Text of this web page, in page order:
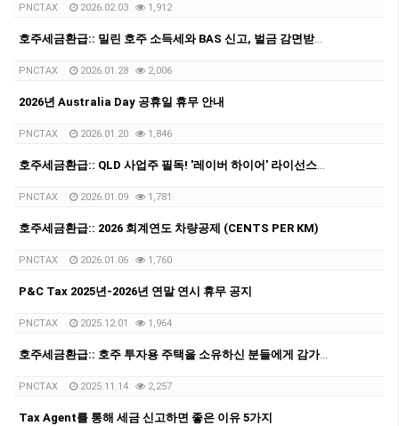
PNCTAX 2026.02.03 1,912
호주세금환급:: 밀린 호주 소득세와 BAS 신고, 벌금 감면받고 비자 문제 해결하는 법 총정리
PNCTAX 2026.01.28 2,006
2026년 Australia Day 공휴일 휴무 안내
PNCTAX 2026.01.20 1,846
호주세금환급:: QLD 사업주 필독! '레이버 하이어' 라이선스에 대해서
PNCTAX 2026.01.09 1,781
호주세금환급:: 2026 회계연도 차량공제 (CENTS PER KM)
PNCTAX 2026.01.06 1,760
P&C Tax 2025년-2026년 연말 연시 휴무 공지
PNCTAX 2025.12.01 1,964
호주세금환급:: 호주 투자용 주택을 소유하신 분들에게 감가상각 리포트가 중요한 이유
PNCTAX 2025.11.14 2,257
Tax Agent를 통해 세금 신고하면 좋은 이유 5가지